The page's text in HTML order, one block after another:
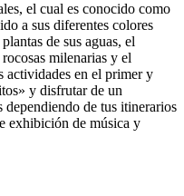
el cual es conocido como
a sus diferentes colores
de sus aguas, el
milenarias y el
actividades en el primer y
y disfrutar de un
dependiendo de tus itinerarios
exhibición de música y